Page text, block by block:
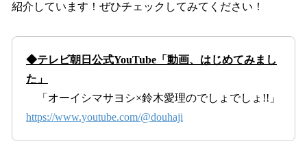
紹介しています！ぜひチェックしてみてください！
◆テレビ朝日公式YouTube「動画、はじめてみまし
た」
「オーイシマサヨシ×鈴木愛理のでしょでしょ!!」
https://www.youtube.com/@douhaji